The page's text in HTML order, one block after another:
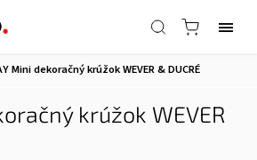
Mini dekoračný krúžokWEVER & DUCRÉ
krúžok WEVER